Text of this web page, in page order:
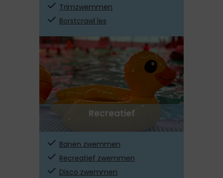
Trimzwemmen
Borstcrawl les
Recreatief
Banen zwemmen
Recreatief zwemmen
Disco zwemmen